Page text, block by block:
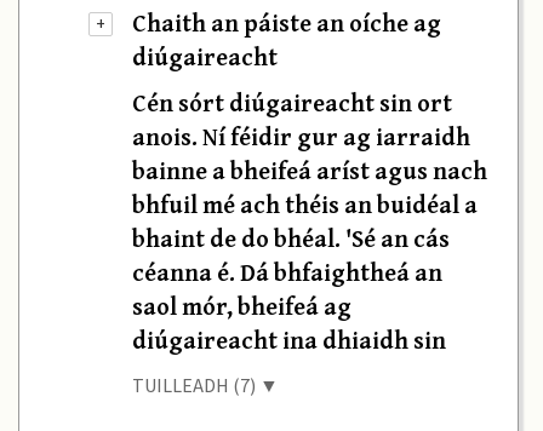
+
Chaith an páiste an oíche ag
diúgaireacht
Cén sórt diúgaireacht sin ort
anois. Ní féidir gur ag iarraidh
bainne a bheifeá aríst agus nach
bhfuil mé ach théis an buidéal a
bhaint de do bhéal. 'Sé an cás
céanna é. Dá bhfaightheá an
saol mór, bheifeá ag
diúgaireacht ina dhiaidh sin
TUILLEADH (7) ▼